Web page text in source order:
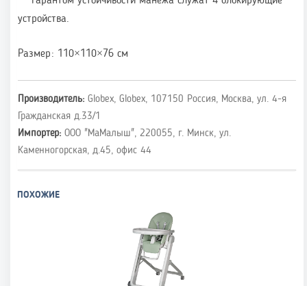
устройства.
Размер: 110×110×76 см
Производитель: Globex, Globex, 107150 Россия, Москва, ул. 4-я
Гражданская д.33/1
Импортер: ООО "МаМалыш", 220055, г. Минск, ул.
Каменногорская, д.45, офис 44
ПОХОЖИЕ